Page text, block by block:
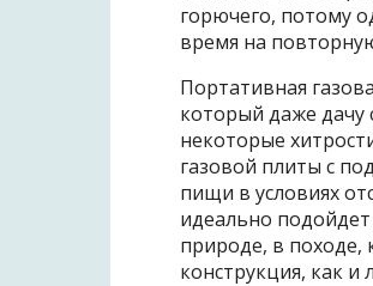
горючего, потому
время на
Портативная
который даже дачу
некоторые
газовой плиты с
пищи в условиях
идеально
природе, в походе,
конструкция, как и